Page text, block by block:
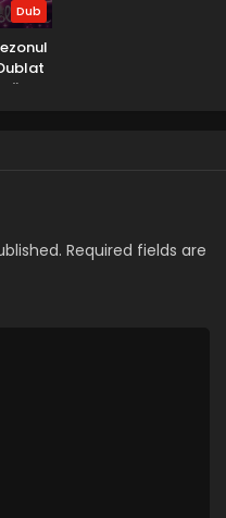
Uzumaki - 24 July, 2025
Dub
Required fields are